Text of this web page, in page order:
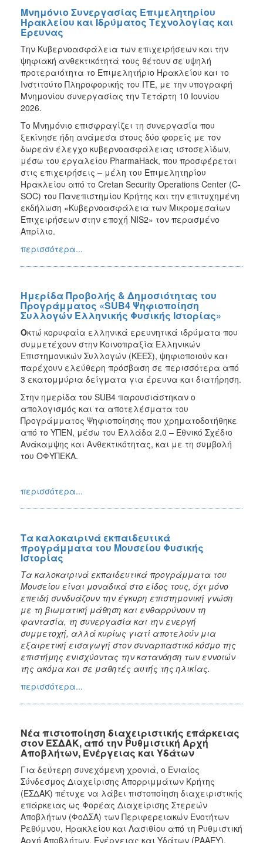
Μνημόνιο Συνεργασίας Επιμελητηρίου
Ηρακλείου και Ιδρύματος Τεχνολογίας και
Έρευνας
Την Κυβερνοασφάλεια των επιχειρήσεων και την
ψηφιακή ανθεκτικότητά τους θέτουν σε υψηλή
προτεραιότητα το Επιμελητήριο Ηρακλείου και το
Ινστιτούτο Πληροφορικής του ΙΤΕ, με την υπογραφή
Μνημονίου συνεργασίας την Τετάρτη 10 Ιουνίου
2026.
Το Μνημόνιο επισφραγίζει τη συνεργασία που
ξεκίνησε ήδη ανάμεσα στους δύο φορείς με τον
δωρεάν έλεγχο κυβερνοασφάλειας ιστοσελίδων,
μέσω του εργαλείου PharmaHack, που προσφέρεται
στις επιχειρήσεις – μέλη του Επιμελητηρίου
Ηρακλείου από το Cretan Security Operations Center (C-
SOC) του Πανεπιστημίου Κρήτης και την επιτυχημένη
εκδήλωση «Κυβερνοασφάλεια των Μικρομεσαίων
Επιχειρήσεων στην εποχή NIS2» τον περασμένο
Απρίλιο.
περισσότερα...
Ημερίδα Προβολής & Δημοσιότητας του
Προγράμματος «SUB4 Ψηφιοποίηση
Συλλογών Ελληνικής Φυσικής Ιστορίας»
Οκτώ κορυφαία ελληνικά ερευνητικά ιδρύματα που
συμμετέχουν στην Κοινοπραξία Ελληνικών
Επιστημονικών Συλλογών (ΚΕΕΣ), ψηφιοποιούν και
παρέχουν ελεύθερη πρόσβαση σε περισσότερα από
3 εκατομμύρια δείγματα για έρευνα και διατήρηση.
Στην ημερίδα του SUB4 παρουσιάστηκαν ο
απολογισμός και τα αποτελέσματα του
Προγράμματος Ψηφιοποίησης που χρηματοδοτήθηκε
από το ΥΠΕΝ, μέσω του Ελλάδα 2.0 – Εθνικό Σχέδιο
Ανάκαμψης και Ανθεκτικότητας, και με τη συμβολή
του ΟΦΥΠΕΚΑ.
περισσότερα...
Τα καλοκαιρινά εκπαιδευτικά
προγράμματα του Μουσείου Φυσικής
Ιστορίας
Τα καλοκαιρινά εκπαιδευτικά προγράμματα του
Μουσείου είναι μοναδικά στο είδος τους, όχι μόνο
επειδή συνδυάζουν την έγκυρη επιστημονική γνώση
με τη βιωματική μάθηση και ενθαρρύνουν τη
φαντασία, τη συνεργασία και την ενεργή
συμμετοχή, αλλά κυρίως γιατί αποτελούν μια
εξαιρετική εισαγωγή στον συναρπαστικό κόσμο της
επιστήμης ενισχύοντας την κατανόηση των εννοιών
της ακόμα και σε μαθητές αυτής της ηλικίας.
περισσότερα...
Νέα πιστοποίηση διαχειριστικής επάρκειας
στον ΕΣΔΑΚ, από την Ρυθμιστική Αρχή
Αποβλήτων, Ενέργειας και Υδάτων
Για δεύτερη συνεχόμενη χρονιά, ο Ενιαίος
Σύνδεσμος Διαχείρισης Απορριμμάτων Κρήτης
(ΕΣΔΑΚ) πέτυχε να λάβει πιστοποίηση διαχειριστικής
επάρκειας ως Φορέας Διαχείρισης Στερεών
Αποβλήτων (ΦοΔΣΑ) των Περιφερειακών Ενοτήτων
Ρεθύμνου, Ηρακλείου και Λασιθίου από τη Ρυθμιστική
Αρχή Αποβλήτων, Ενέργειας και Υδάτων (ΡΑΑΕΥ).